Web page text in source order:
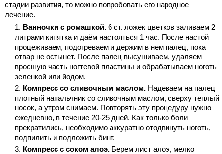
стадии развития, то можно попробовать его народное
лечение.
Ванночки с ромашкой. 6 ст. ложек цветков заливаем 2
литрами кипятка и даём настояться 1 час. После настой
процеживаем, подогреваем и держим в нем палец, пока
отвар не остынет. После палец высушиваем, удаляем
вросшую часть ногтевой пластины и обрабатываем ноготь
зеленкой или йодом.
Компресс со сливочным маслом. Надеваем на палец
плотный напальчник со сливочным маслом, сверху теплый
носок, а утром снимаем. Повторять эту процедуру нужно
ежедневно, в течение 20-25 дней. Как только боли
прекратились, необходимо аккуратно отодвинуть ноготь,
подпилить и подложить бинт.
Компресс с соком алоэ. Берем лист алоэ, мелко